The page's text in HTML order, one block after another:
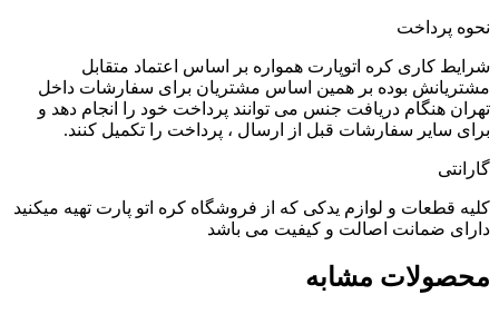
نحوه پرداخت
شرایط کاری کره اتوپارت همواره بر اساس اعتماد متقابل
مشتریانش بوده بر همین اساس مشتریان برای سفارشات داخل
تهران هنگام دریافت جنس می توانند پرداخت خود را انجام دهد و
برای سایر سفارشات قبل از ارسال ، پرداخت را تکمیل کنند.
گارانتی
کلیه قطعات و لوازم یدکی که از فروشگاه کره اتو پارت تهیه میکنید
دارای ضمانت اصالت و کیفیت می باشد
محصولات مشابه